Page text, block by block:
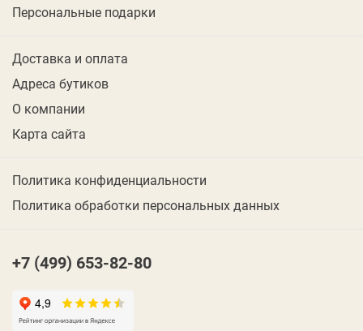
Персональные подарки
Доставка и оплата
Адреса бутиков
О компании
Карта сайта
Политика конфиденциальности
Политика обработки персональных данных
+7 (499) 653-82-80